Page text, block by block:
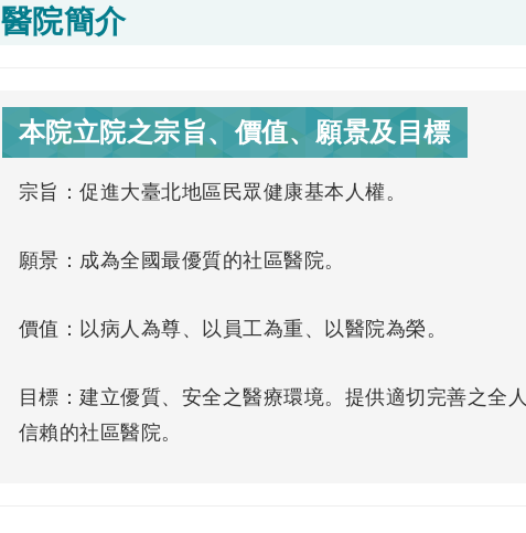
醫院簡介
本院立院之宗旨、價值、願景及目標
宗旨：促進大臺北地區民眾健康基本人權。
願景：成為全國最優質的社區醫院。
價值：以病人為尊、以員工為重、以醫院為榮。
目標：建立優質、安全之醫療環境。提供適切完善之全
信賴的社區醫院。